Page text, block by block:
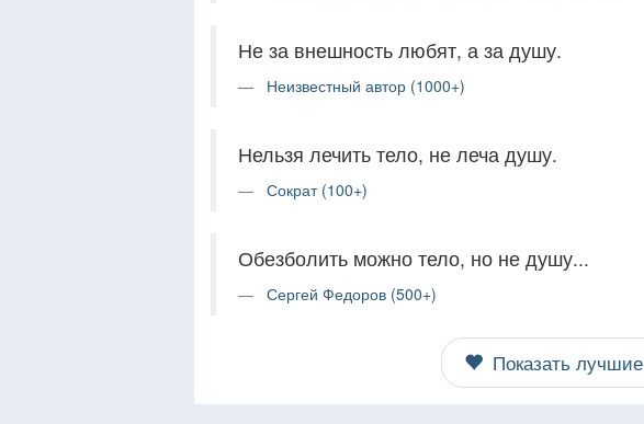
Не за внешность любят, а за душу.
Неизвестный автор (1000+)
Нельзя лечить тело, не леча душу.
Сократ (100+)
Обезболить можно тело, но не душу...
Сергей Федоров (500+)
Показать лучшие